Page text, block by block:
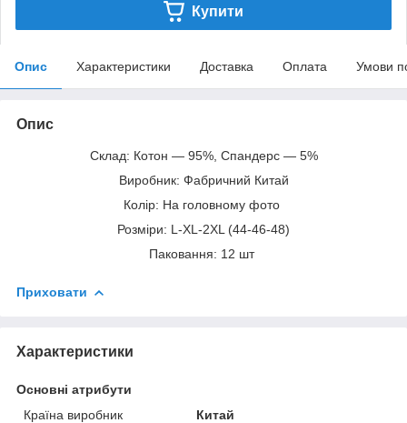
Купити
Опис Характеристики Доставка Оплата Умови
Опис
Склад: Котон — 95%, Спандерс — 5%
Виробник: Фабричний Китай
Колір: На головному фото
Розміри: L-XL-2XL (44-46-48)
Паковання: 12 шт
Приховати
Характеристики
Основні атрибути
Країна виробник
Китай